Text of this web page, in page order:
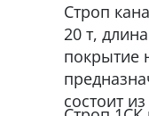
Строп
20 т,
покрытие
состоит